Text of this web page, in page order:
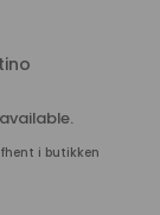
i butikken